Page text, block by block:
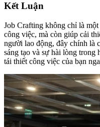
Kết Luận
Job Crafting không chỉ là
công việc, mà còn giúp cải
người lao động, đây chính là
sáng tạo và sự hài lòng trong
tái thiết công việc của bạn